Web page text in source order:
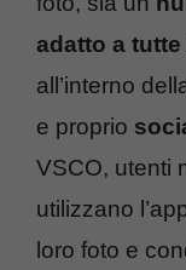
adatto a
all’interno
e proprio
VSCO, utenti
utilizzano
loro foto e